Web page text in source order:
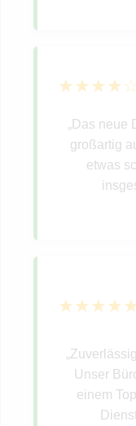
„Das neue
großartig
etwas
Unser
einem